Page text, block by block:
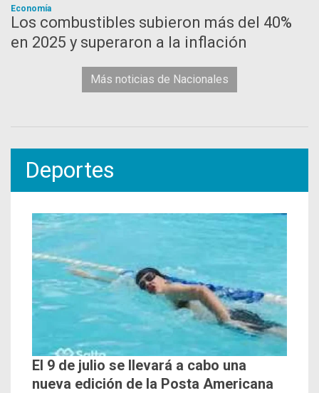
Economía
Los combustibles subieron más del 40%
en 2025 y superaron a la inflación
Más noticias de Nacionales
Deportes
El 9 de julio se llevará a cabo una
nueva edición de la Posta Americana